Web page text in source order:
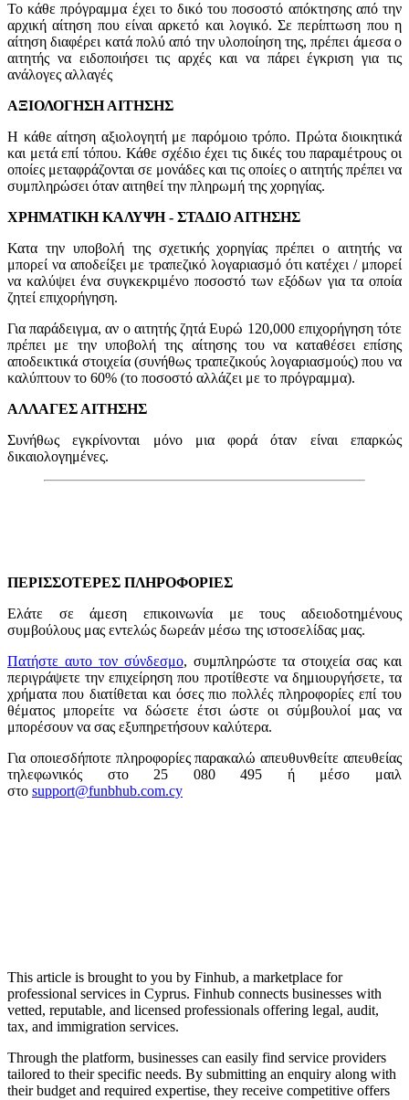
Το κάθε πρόγραμμα έχει το δικό του ποσοστό απόκτησης από την
αρχική αίτηση που είναι αρκετό και λογικό. Σε περίπτωση που η
αίτηση διαφέρει κατά πολύ από την υλοποίηση της, πρέπει άμεσα ο
αιτητής να ειδοποιήσει τις αρχές και να πάρει έγκριση για τις
ανάλογες αλλαγές
ΑΞΙΟΛΟΓΗΣΗ ΑΙΤΗΣΗΣ
Η κάθε αίτηση αξιολογητή με παρόμοιο τρόπο. Πρώτα διοικητικά
και μετά επί τόπου. Κάθε σχέδιο έχει τις δικές του παραμέτρους οι
οποίες μεταφράζονται σε μονάδες και τις οποίες ο αιτητής πρέπει να
συμπληρώσει όταν αιτηθεί την πληρωμή της χορηγίας.
ΧΡΗΜΑΤΙΚΗ ΚΑΛΥΨΗ - ΣΤΑΔΙΟ ΑΙΤΗΣΗΣ
Κατα την υποβολή της σχετικής χορηγίας πρέπει ο αιτητής να
μπορεί να αποδείξει με τραπεζικό λογαριασμό ότι κατέχει / μπορεί
να καλύψει ένα συγκεκριμένο ποσοστό των εξόδων για τα οποία
ζητεί επιχορήγηση.
Για παράδειγμα, αν ο αιτητής ζητά Ευρώ 120,000 επιχορήγηση τότε
πρέπει με την υποβολή της αίτησης του να καταθέσει επίσης
αποδεικτικά στοιχεία (συνήθως τραπεζικούς λογαριασμούς) που να
καλύπτουν το 60% (το ποσοστό αλλάζει με το πρόγραμμα).
ΑΛΛΑΓΕΣ ΑΙΤΗΣΗΣ
Συνήθως εγκρίνονται μόνο μια φορά όταν είναι επαρκώς
δικαιολογημένες.
ΠΕΡΙΣΣΟΤΕΡΕΣ ΠΛΗΡΟΦΟΡΙΕΣ
Ελάτε σε άμεση επικοινωνία με τους αδειοδοτημένους
συμβούλους μας εντελώς δωρεάν μέσω της ιστοσελίδας μας.
Πατήστε αυτο τον σύνδεσμο, συμπληρώστε τα στοιχεία σας και
περιγράψετε την επιχείρηση που προτίθεστε να δημιουργήσετε, τα
χρήματα που διατίθεται και όσες πιο πολλές πληροφορίες επί του
θέματος μπορείτε να δώσετε έτσι ώστε οι σύμβουλοί μας να
μπορέσουν να σας εξυπηρετήσουν καλύτερα.
Για οποιεσδήποτε πληροφορίες παρακαλώ απευθυνθείτε απευθείας
τηλεφωνικός στο 25 080 495 ή μέσο μαιλ
στο support@funbhub.com.cy
This article is brought to you by Finhub, a marketplace for
professional services in Cyprus. Finhub connects businesses with
vetted, reputable, and licensed professionals offering legal, audit,
tax, and immigration services.
Through the platform, businesses can easily find service providers
tailored to their specific needs. By submitting an enquiry along with
their budget and required expertise, they receive competitive offers